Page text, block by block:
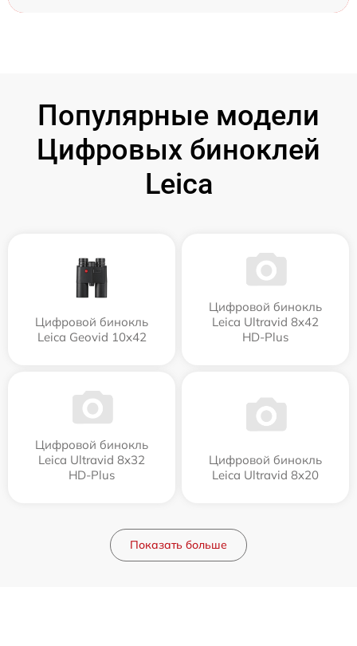
Популярные модели
Цифровых биноклей
Leica
Цифровой бинокль
Leica Geovid 10x42
Цифровой бинокль
Leica Ultravid 8x42
HD-Plus
Цифровой бинокль
Leica Ultravid 8x32
HD-Plus
Цифровой бинокль
Leica Ultravid 8x20
Показать больше